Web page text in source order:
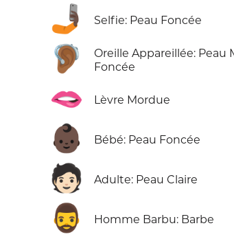
🤳🏿 Selfie: Peau Foncée
🦻🏾
Oreille Appareillée:
Foncée
🫦 Lèvre Mordue
👶🏿 Bébé: Peau Foncée
🧑🏻 Adulte: Peau Claire
🧔‍♂️ Homme Barbu: Barbe